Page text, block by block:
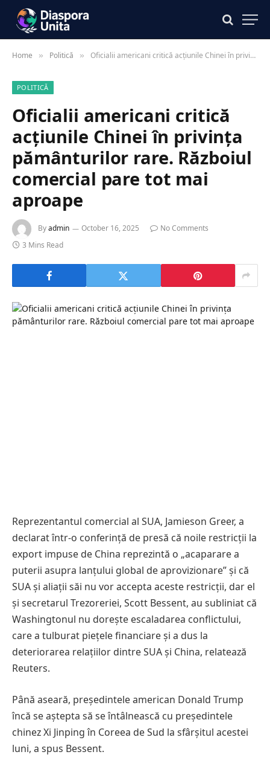
Home » Politică » Oficialii americani critică acțiunile Chinei în privința pământurilor rare. Războiul comercial pare tot mai aproape
POLITICĂ
Oficialii americani critică
acțiunile Chinei în privința
pământurilor rare. Războiul
comercial pare tot mai
aproape
Byadmin October 16, 2025
No Comments
3 Mins Read
Reprezentantul comercial al SUA, Jamieson Greer, a
declarat într-o conferință de presă că noile restricții la
export impuse de China reprezintă o „acaparare a
puterii asupra lanțului global de aprovizionare” și că
SUA și aliații săi nu vor accepta aceste restricții, dar el
și secretarul Trezoreriei, Scott Bessent, au subliniat că
Washingtonul nu dorește escaladarea conflictului,
care a tulburat piețele financiare și a dus la
deteriorarea relațiilor dintre SUA și China, relatează
Reuters.
Până aseară, președintele american Donald Trump
încă se aștepta să se întâlnească cu președintele
chinez Xi Jinping în Coreea de Sud la sfârșitul acestei
luni, a spus Bessent.